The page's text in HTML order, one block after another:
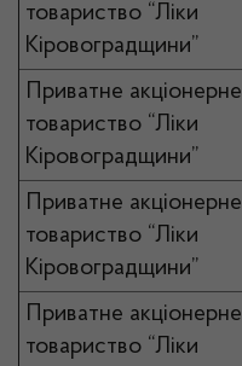
товариство “Ліки
Кіровоградщини”
Приватне акціонерне
товариство “Ліки
Кіровоградщини”
Приватне акціонерне
товариство “Ліки
Кіровоградщини”
Приватне акціонерне
товариство “Ліки